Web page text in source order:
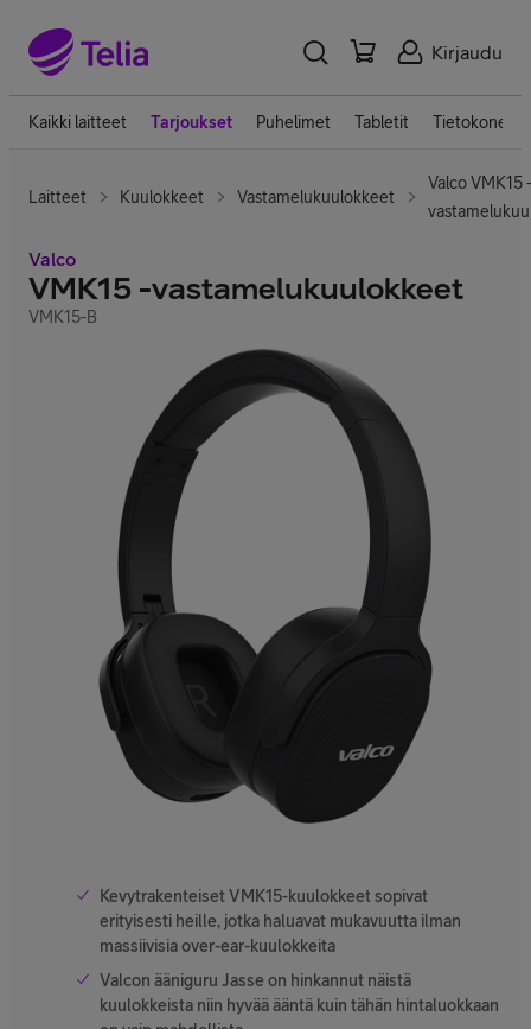
Kirjaudu
Kaikki laitteet Tarjoukset Puhelimet Tabletit Tietokoneet
Laitteet Kuulokkeet Vastamelukuulokkeet
Valco VMK15 -
Valco
VMK15 -vastamelukuulokkeet
VMK15-B
Kevytrakenteiset VMK15-kuulokkeet sopivat
erityisesti heille, jotka haluavat mukavuutta ilman
massiivisia over-ear-kuulokkeita
Valcon ääniguru Jasse on hinkannut näistä
kuulokkeista niin hyvää ääntä kuin tähän hintaluokkaan